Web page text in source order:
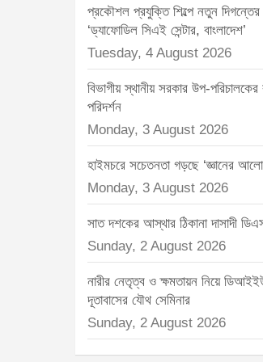
প্রকৌশল প্রযুক্তি শিল্পে নতুন
‘ড্যাফোডিল সিএই সেন্টার, বাংলাদেশ’
Tuesday, 4 August 2026
বিভাগীয় স্থানীয় সরকার উপ-
পরিদর্শন
Monday, 3 August 2026
হাইমচরে সচেতনতা গড়ছে ‘জ্ঞানের
Monday, 3 August 2026
সাত দশকের আস্থার ঠিকানা দাসাদী
Sunday, 2 August 2026
নারীর নেতৃত্ব ও ক্ষমতায়ন নিয়ে
দূতাবাসের যৌথ সেমিনার
Sunday, 2 August 2026